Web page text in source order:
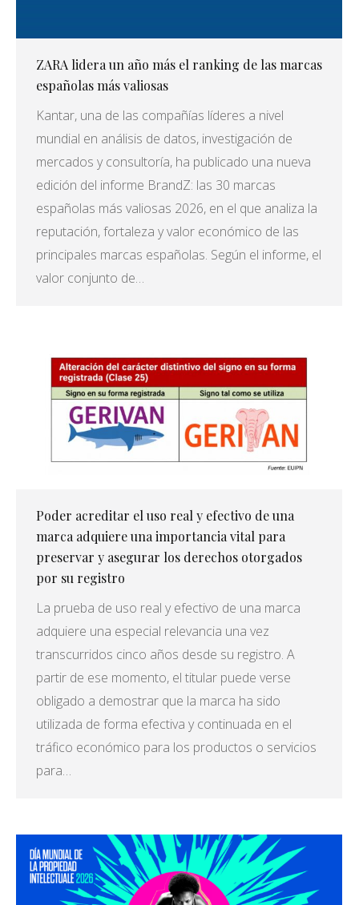
ZARA lidera un año más el ranking de las marcas
españolas más valiosas
Kantar, una de las compañías líderes a nivel
mundial en análisis de datos, investigación de
mercados y consultoría, ha publicado una nueva
edición del informe BrandZ: las 30 marcas
españolas más valiosas 2026, en el que analiza la
reputación, fortaleza y valor económico de las
principales marcas españolas. Según el informe, el
valor conjunto de…
Poder acreditar el uso real y efectivo de una
marca adquiere una importancia vital para
preservar y asegurar los derechos otorgados
por su registro
La prueba de uso real y efectivo de una marca
adquiere una especial relevancia una vez
transcurridos cinco años desde su registro. A
partir de ese momento, el titular puede verse
obligado a demostrar que la marca ha sido
utilizada de forma efectiva y continuada en el
tráfico económico para los productos o servicios
para…